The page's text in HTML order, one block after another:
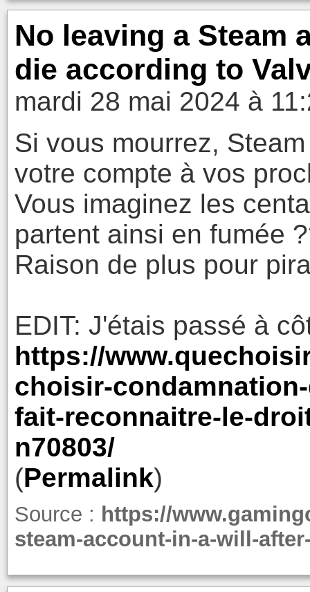
No leaving a Steam
die according to
mardi 28 mai 2024 à
Si vous mourrez,
votre compte à vos
Vous imaginez les
partent ainsi en fumée
Raison de plus pour
EDIT: J'étais passé à
https://
choisir-
fait-reconnaitre-le-
n70803/
(Permalink)
Source : https://
steam-account-in-a-will-